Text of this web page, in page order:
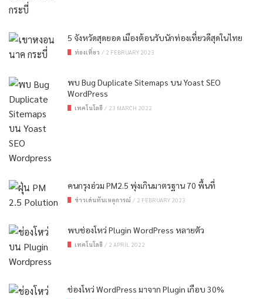
5 จังหวัดสุดยอด เมืองต้อนรับนักท่องเที่ยวดีสุดในไทย
ท่องเที่ยว / 2 FEBRUARY 2023
พบ Bug Duplicate Sitemaps บน Yoast SEO
WordPress
เทคโนโลยี / 23 MARCH 2022
คนกรุงอ่วม PM2.5 พุ่งเกินมาตรฐาน 70 พื้นที่
ข่าวเด่นทันเหตุการณ์ / 2 FEBRUARY 2023
พบช่องโหว่ Plugin WordPress หลายตัว
เทคโนโลยี / 2 APRIL 2022
ช่องโหว่ WordPress มาจาก Plugin เกือบ 30%